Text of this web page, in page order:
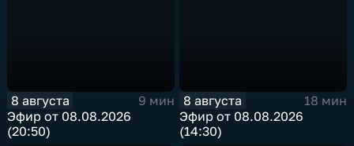
8 августа
9 мин
Эфир от 08.08.2026
(20:50)
8 августа
18 мин
Эфир от 08.08.2026
(14:30)